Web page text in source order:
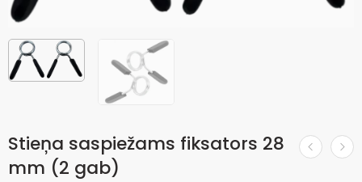
Stieņa saspiežams fiksators 28
mm (2 gab)